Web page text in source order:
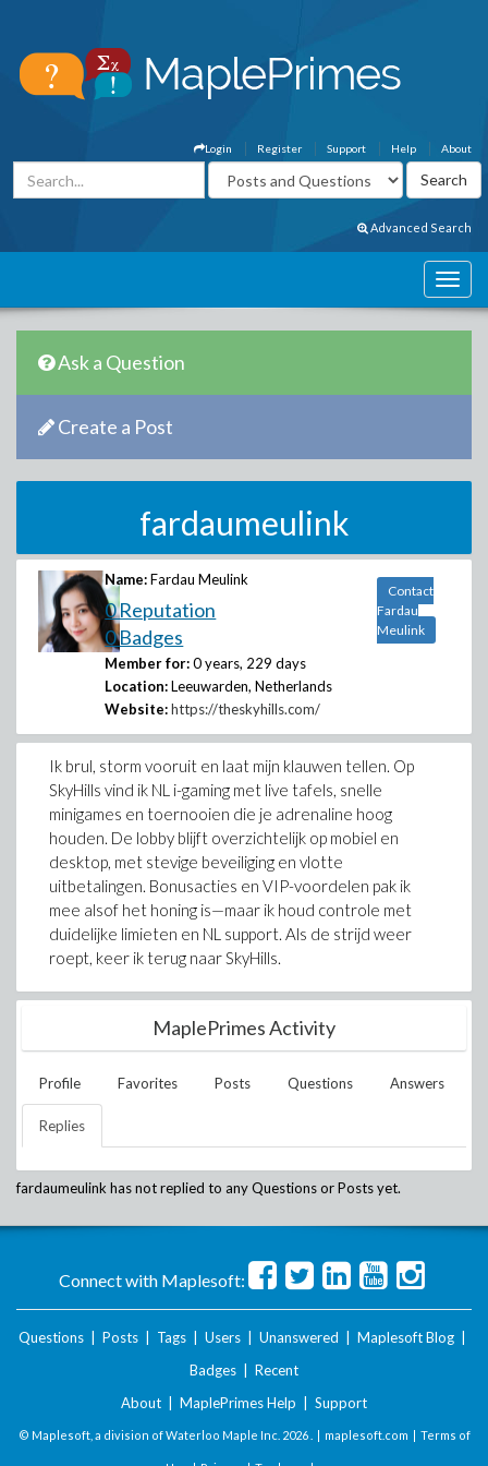
About
Help
Support
Register
Login
Advanced Search
Ask a Question
Create a Post
fardaumeulink
Name: Fardau Meulink
0 Reputation
0 Badges
Member for: 0 years, 229 days
Location: Leeuwarden, Netherlands
Website: https://theskyhills.com/
Contact
Fardau
Meulink
Ik brul, storm vooruit en laat mijn klauwen tellen. Op
SkyHills vind ik NL i-gaming met live tafels, snelle
minigames en toernooien die je adrenaline hoog
houden. De lobby blijft overzichtelijk op mobiel en
desktop, met stevige beveiliging en vlotte
uitbetalingen. Bonusacties en VIP-voordelen pak ik
mee alsof het honing is—maar ik houd controle met
duidelijke limieten en NL support. Als de strijd weer
roept, keer ik terug naar SkyHills.
MaplePrimes Activity
Profile Favorites Posts Questions Answers
Replies
fardaumeulink has not replied to any Questions or Posts yet.
Connect with Maplesoft:
Questions Posts Tags Users Unanswered Maplesoft Blog
Badges
Recent
About
MaplePrimes Help Support
© Maplesoft, a division of Waterloo Maple Inc. 2026 . | maplesoft.com | Terms of